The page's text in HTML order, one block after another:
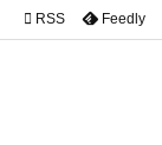

 RSS Feedly